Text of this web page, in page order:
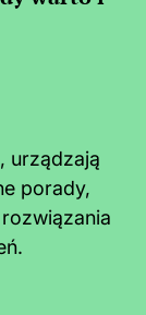
urządzają
porady,